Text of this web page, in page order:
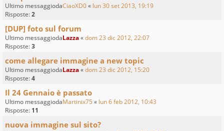
Ultimo messaggiodaCiaoXD0« lun 30 set 2013, 19:19
Risposte:2
[DUP] foto sul forum
Ultimo messaggiodaLazza«dom 23 dic 2012, 22:07
Risposte:3
come allegare immagine a new topic
Ultimo messaggiodaLazza«dom 23 dic 2012, 15:20
Risposte:4
Il 24 Gennaio è passato
Ultimo messaggiodaMartinix75 « lun 6 feb 2012, 10:43
Risposte: 11
nuova immagine sul sito?